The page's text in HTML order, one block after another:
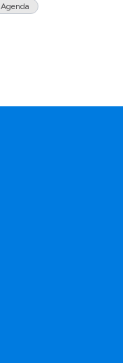
Agenda